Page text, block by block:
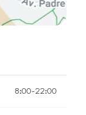
8:00-22:00